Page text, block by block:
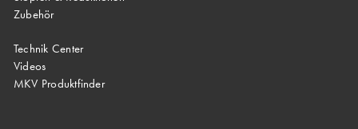
Zubehör
Technik Center
Videos
MKV Produktfinder